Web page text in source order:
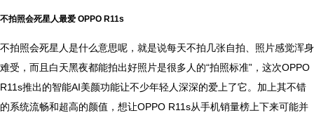
不拍照会死星人最爱 OPPO R11s
不拍照会死星人是什么意思呢，就是说每天不拍几张自拍、照片感觉浑身
难受，而且白天黑夜都能拍出好照片是很多人的“拍照标准”，这次OPPO
R11s推出的智能AI美颜功能让不少年轻人深深的爱上了它。加上其不错
的系统流畅和超高的颜值，想让OPPO R11s从手机销量榜上下来可能并